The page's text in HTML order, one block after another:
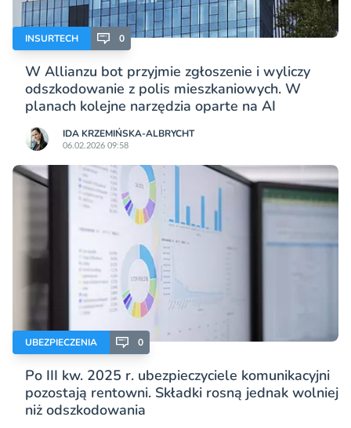
INSURTECH 0
W Allianzu bot przyjmie zgłoszenie i wyliczy
odszkodowanie z polis mieszkaniowych. W
planach kolejne narzędzia oparte na AI
IDA KRZEMIŃSKA-ALBRYCHT
06.02.2026 09:58
UBEZPIECZENIA 0
Po III kw. 2025 r. ubezpieczyciele komunikacyjni
pozostają rentowni. Składki rosną jednak wolniej
niż odszkodowania